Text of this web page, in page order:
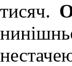
тисяч.